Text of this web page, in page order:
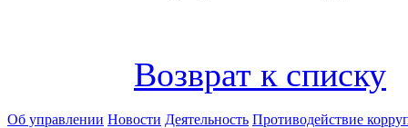
Возврат к списку
Об управлении Новости Деятельность Противодействие